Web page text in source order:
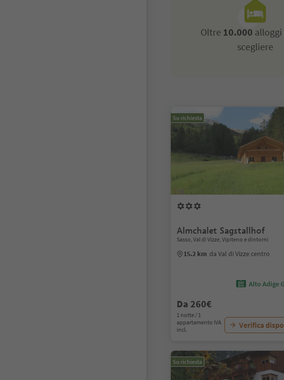
Oltre 10.000
scegliere
Su richiesta
Almchalet Sagstallhof
Sasso, Val di Vizze, Vipiteno e dintorni
15.2 km da Val di Vizze centro
Alto Adige
Da 260€
1 notte / 1
appartamento IVA
incl.
Verifica
Su richiesta